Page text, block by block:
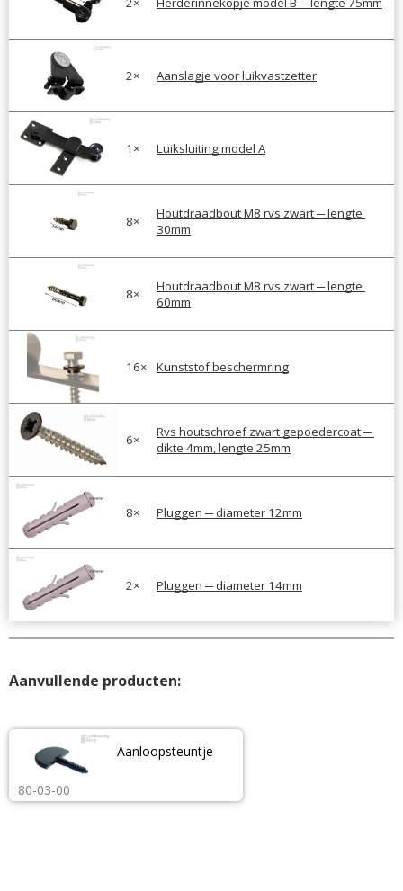
2× Aanslagje voor luikvastzetter
1 × Luiksluiting model A
8×
Houtdraadbout M8 rvs zwart ─ lengte
30mm
8×
Houtdraadbout M8 rvs zwart ─ lengte
60mm
16× Kunststof beschermring
6×
Rvs houtschroef zwart gepoedercoat ─
dikte 4mm, lengte 25mm
8× Pluggen ─ diameter 12mm
2× Pluggen ─ diameter 14mm
Aanvullende producten:
80-03-00
Aanloopsteuntje